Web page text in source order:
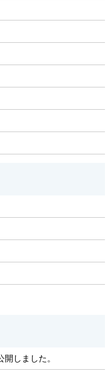
しました。